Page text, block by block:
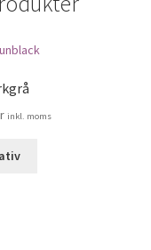
inkl. moms